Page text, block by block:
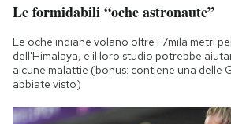
Le formidabili “oche astronaute”
Le oche indiane volano oltre i 7mila metri
dell'Himalaya, e il loro studio potrebbe
alcune malattie (bonus: contiene una delle
abbiate visto)